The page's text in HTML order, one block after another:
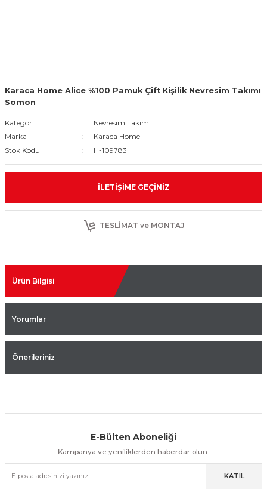
Karaca Home Alice %100 Pamuk Çift Kişilik Nevresim Takımı
Somon
Kategori
Nevresim Takımı
Marka
Karaca Home
Stok Kodu
H-109783
İLETIŞIME GEÇINIZ
TESLİMAT ve MONTAJ
Ürün Bilgisi
Yorumlar
Önerileriniz
Kolay İade & Değişim Güvenli Alışveriş
Güvenli Paketleme Taksit / Havale İle Alışveriş Kolay İade & Değişim
E-Bülten Aboneliği
Kampanya ve yeniliklerden haberdar olun.
KATIL